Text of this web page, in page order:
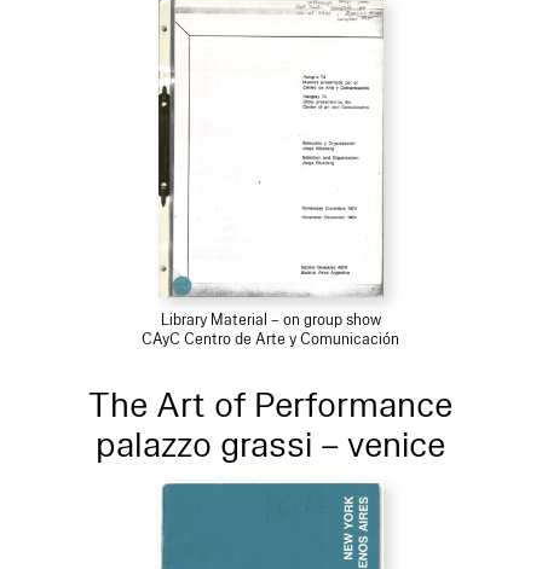
Library Material – on group show
CAyC Centro de Arte y Comunicación
The Art of Performance
palazzo grassi – venice